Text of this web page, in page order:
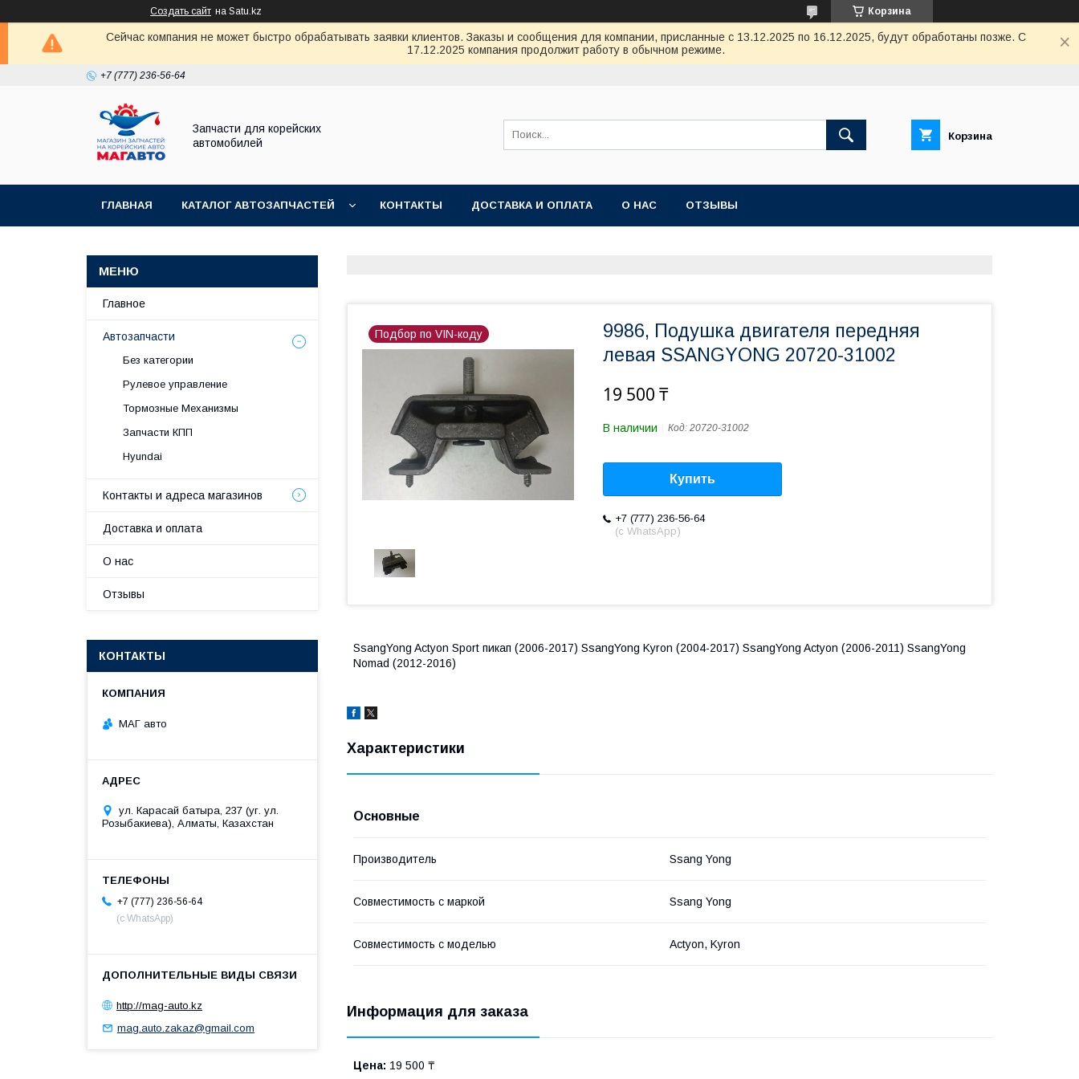
Создать сайт на Satu.kz Корзина
Сейчас компания не может быстро обрабатывать заявки клиентов. Заказы и сообщения для компании, присланные с 13.12.2025 по 16.12.2025, будут обработаны позже. С
17.12.2025 компания продолжит работу в обычном режиме.
+7 (777) 236-56-64
Запчасти для корейских
автомобилей
Корзина
ГЛАВНАЯ КАТАЛОГ АВТОЗАПЧАСТЕЙ КОНТАКТЫ ДОСТАВКА И ОПЛАТА О НАС ОТЗЫВЫ
Подбор по VIN-коду
9986, Подушка двигателя передняя
левая SSANGYONG 20720-31002
19 500 ₸
В наличии Код: 20720-31002
Купить
+7 (777) 236-56-64
(с WhatsApp)
SsangYong Actyon Sport пикап (2006-2017) SsangYong Kyron (2004-2017) SsangYong Actyon (2006-2011) SsangYong
Nomad (2012-2016)
Характеристики
Основные
Производитель Ssang Yong
Совместимость с маркой Ssang Yong
Совместимость с моделью Actyon, Kyron
Информация для заказа
Цена: 19 500 ₸
Главное
Автозапчасти
Без категории
Рулевое управление
Тормозные Механизмы
Запчасти КПП
Hyundai
Контакты и адреса магазинов
Доставка и оплата
О нас
Отзывы
КОНТАКТЫ
МАГ авто
ул. Карасай батыра, 237 (уг. ул.
Розыбакиева), Алматы, Казахстан
+7 (777) 236-56-64
(с WhatsApp)
http://mag-auto.kz
mag.auto.zakaz@gmail.com